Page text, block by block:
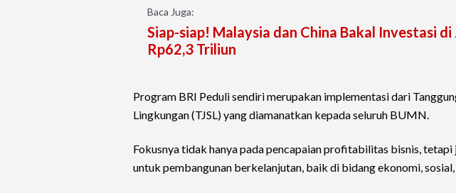
Baca Juga:
Siap-siap! Malaysia dan China Bakal Investasi di
Rp62,3 Triliun
Program BRI Peduli sendiri merupakan implementasi dari
Lingkungan (TJSL) yang diamanatkan kepada seluruh BUMN.
Fokusnya tidak hanya pada pencapaian profitabilitas bisnis,
untuk pembangunan berkelanjutan, baik di bidang ekonomi,